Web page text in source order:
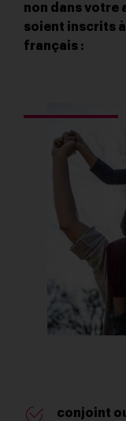
non dans votre
soient inscrits
français :
conjoint